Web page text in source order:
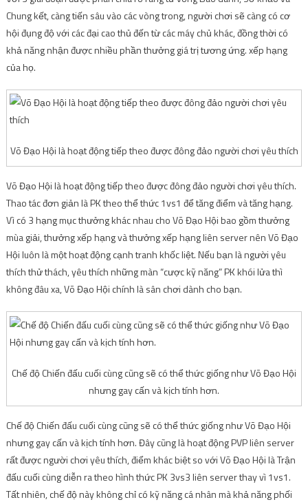
Chung kết, càng tiến sâu vào các vòng trong, người chơi sẽ càng có cơ
hội đụng độ với các đại cao thủ đến từ các máy chủ khác, đồng thời có
khả năng nhận được nhiều phần thưởng giá trị tương ứng. xếp hạng
của họ.
Võ Đạo Hội là hoạt động tiếp theo được đông đảo người chơi yêu thích
Võ Đạo Hội là hoạt động tiếp theo được đông đảo người chơi yêu thích.
Thao tác đơn giản là PK theo thể thức 1vs1 để tăng điểm và tăng hạng.
Vì có 3 hạng mục thưởng khác nhau cho Võ Đạo Hội bao gồm thưởng
mùa giải, thưởng xếp hạng và thưởng xếp hạng liên server nên Võ Đạo
Hội luôn là một hoạt động cạnh tranh khốc liệt. Nếu bạn là người yêu
thích thử thách, yêu thích những màn “cược kỹ năng” PK khói lửa thì
không đâu xa, Võ Đạo Hội chính là sân chơi dành cho bạn.
Chế độ Chiến đấu cuối cùng cũng sẽ có thể thức giống như Võ Đạo Hội
nhưng gay cấn và kịch tính hơn.
Chế độ Chiến đấu cuối cùng cũng sẽ có thể thức giống như Võ Đạo Hội
nhưng gay cấn và kịch tính hơn. Đây cũng là hoạt động PVP liên server
rất được người chơi yêu thích, điểm khác biệt so với Võ Đạo Hội là Trận
đấu cuối cùng diễn ra theo hình thức PK 3vs3 liên server thay vì 1vs1.
Tất nhiên, chế độ này không chỉ có kỹ năng cá nhân mà khả năng phối